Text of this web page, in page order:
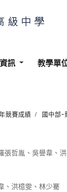
訊 教學單
競賽成績 國中部-
張哲胤、吳譽韋、
、洪檍雯、林少騫